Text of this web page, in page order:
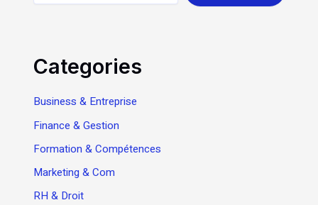
Categories
Business & Entreprise
Finance & Gestion
Formation & Compétences
Marketing & Com
RH & Droit